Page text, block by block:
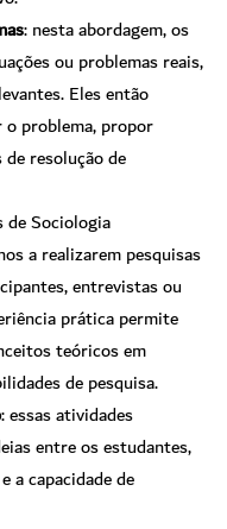
: nesta abordagem, os
ou problemas reais,
Eles então
problema, propor
resolução de
de Sociologia
a realizarem pesquisas
entrevistas ou
prática permite
teóricos em
de pesquisa.
: essas atividades
entre os estudantes,
a capacidade de